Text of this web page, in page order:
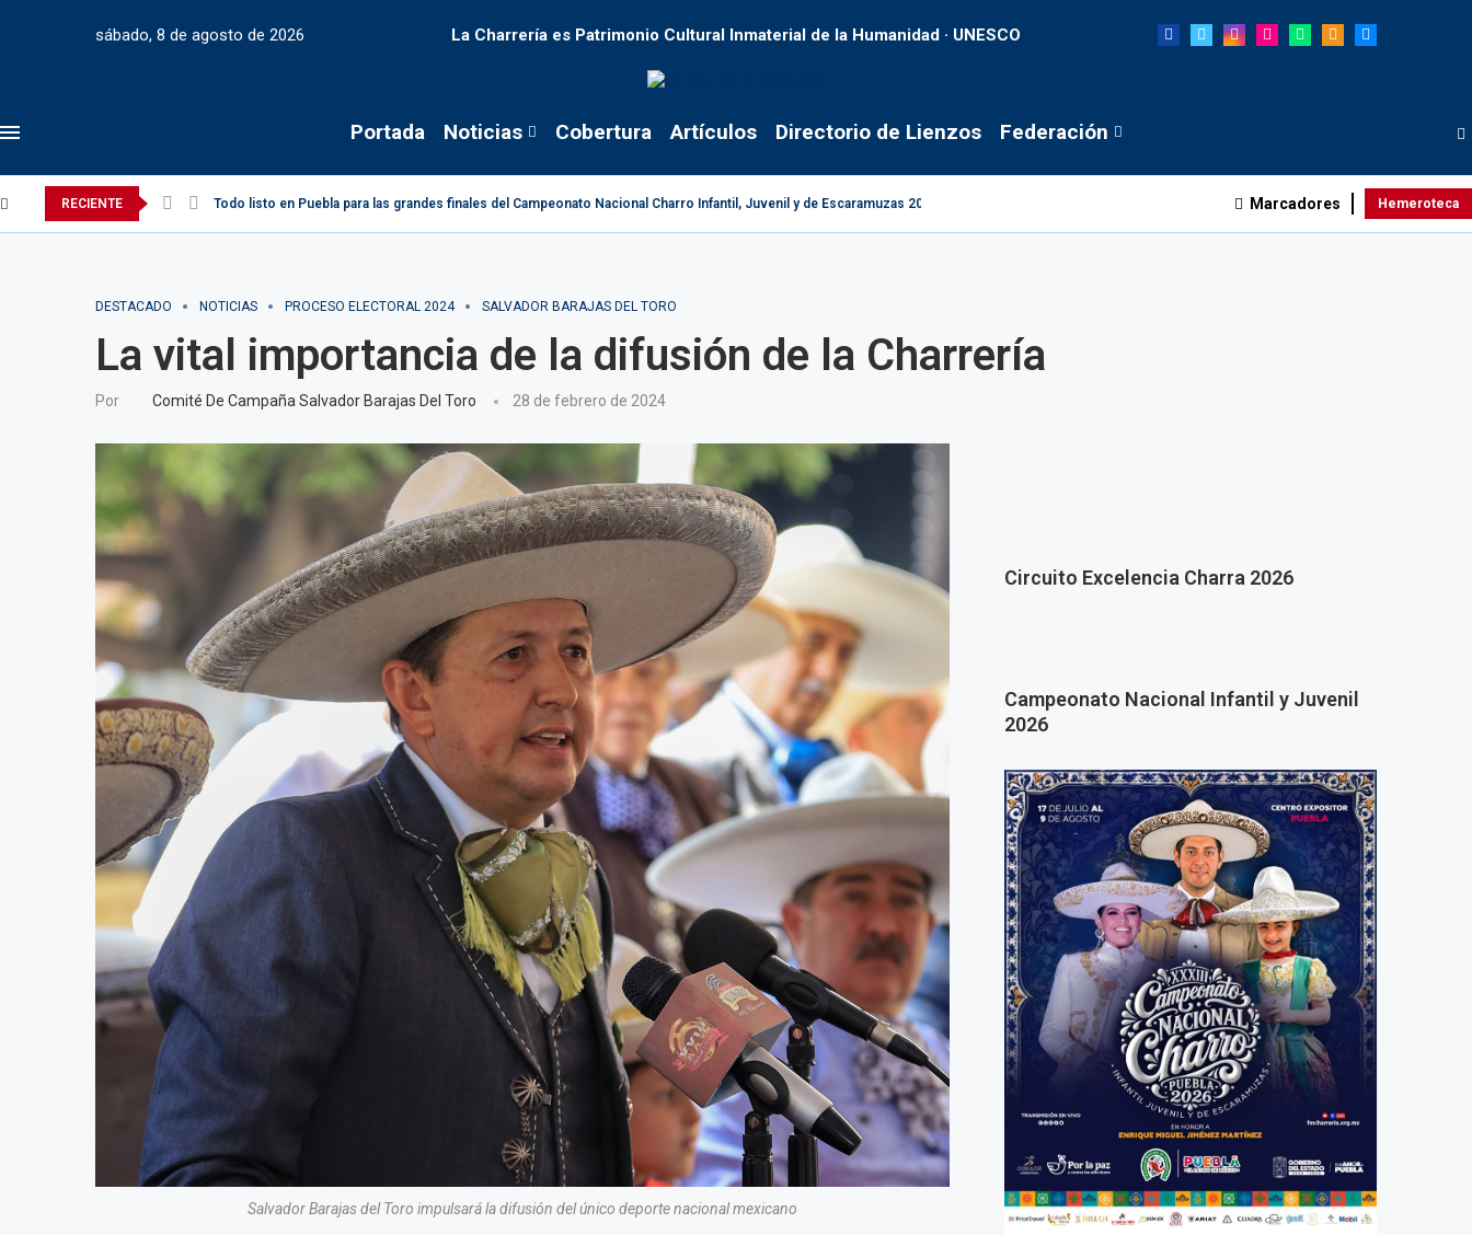
sábado, 8 de agosto de 2026 La Charrería es Patrimonio Cultural Inmaterial de la Humanidad · UNESCO
Portada Noticias Cobertura Artículos Directorio de Lienzos Federación
RECIENTE Todo listo en Puebla para las grandes finales del Campeonato Nacional Charro Infantil, Juvenil y de Escaramuzas 2026 Marcadores Hemeroteca
DESTACADO NOTICIAS PROCESO ELECTORAL 2024 SALVADOR BARAJAS DEL TORO
La vital importancia de la difusión de la Charrería
Por Comité De Campaña Salvador Barajas Del Toro 28 de febrero de 2024
Salvador Barajas del Toro impulsará la difusión del único deporte nacional mexicano
Circuito Excelencia Charra 2026
Campeonato Nacional Infantil y Juvenil
2026